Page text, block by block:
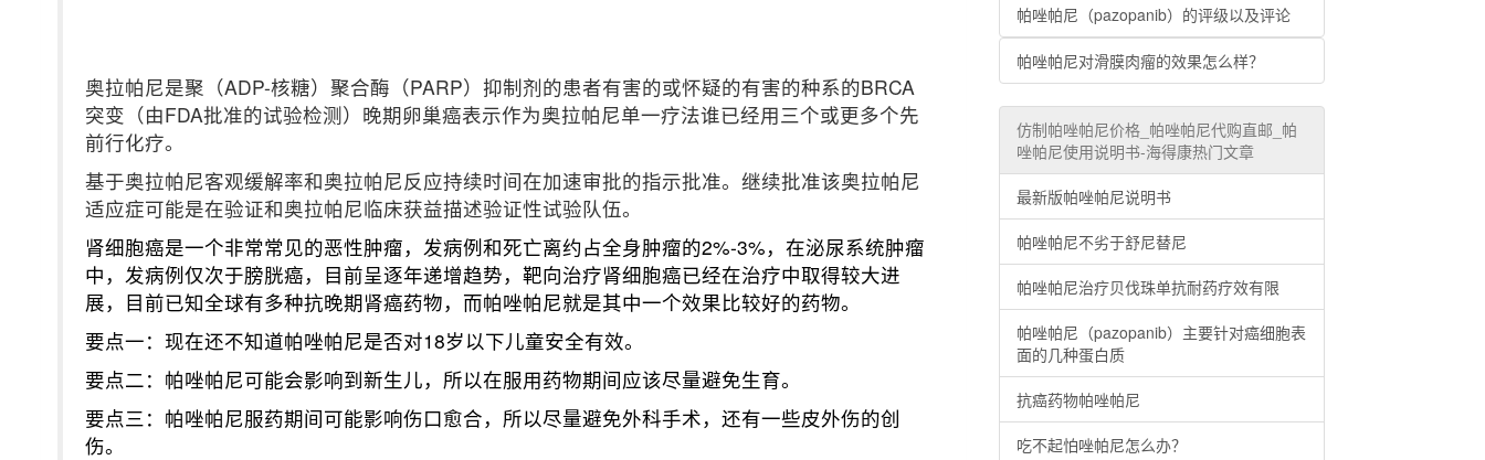
奥拉帕尼是聚（ADP-核糖）聚合酶（PARP）抑制剂的患者有害的或怀疑的有害的种系的BRCA
突变（由FDA批准的试验检测）晚期卵巢癌表示作为奥拉帕尼单一疗法谁已经用三个或更多个先
前行化疗。
基于奥拉帕尼客观缓解率和奥拉帕尼反应持续时间在加速审批的指示批准。继续批准该奥拉帕尼
适应症可能是在验证和奥拉帕尼临床获益描述验证性试验队伍。
肾细胞癌是一个非常常见的恶性肿瘤，发病例和死亡离约占全身肿瘤的2%-3%，在泌尿系统肿瘤
中，发病例仅次于膀胱癌，目前呈逐年递增趋势，靶向治疗肾细胞癌已经在治疗中取得较大进
展，目前已知全球有多种抗晚期肾癌药物，而帕唑帕尼就是其中一个效果比较好的药物。
要点一：现在还不知道帕唑帕尼是否对18岁以下儿童安全有效。
要点二：帕唑帕尼可能会影响到新生儿，所以在服用药物期间应该尽量避免生育。
要点三：帕唑帕尼服药期间可能影响伤口愈合，所以尽量避免外科手术，还有一些皮外伤的创
伤。
帕唑帕尼（pazopanib）的评级以及评论
帕唑帕尼对滑膜肉瘤的效果怎么样？
仿制帕唑帕尼价格_帕唑帕尼代购直邮_帕
唑帕尼使用说明书-海得康热门文章
最新版帕唑帕尼说明书
帕唑帕尼不劣于舒尼替尼
帕唑帕尼治疗贝伐珠单抗耐药疗效有限
帕唑帕尼（pazopanib）主要针对癌细胞表
面的几种蛋白质
抗癌药物帕唑帕尼
吃不起怕唑帕尼怎么办？